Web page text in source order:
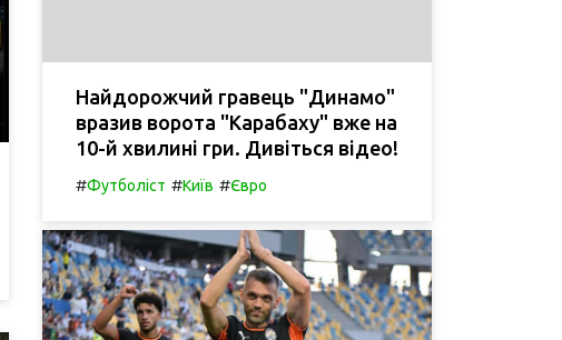
Найдорожчий гравець "Динамо"
вразив ворота "Карабаху" вже на
10-й хвилині гри. Дивіться відео!
#Футболіст #Київ #Євро